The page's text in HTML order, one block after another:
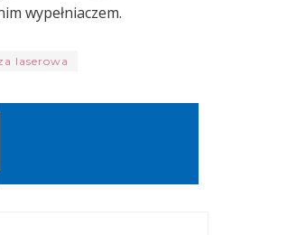
wypełniaczem.
laserowa